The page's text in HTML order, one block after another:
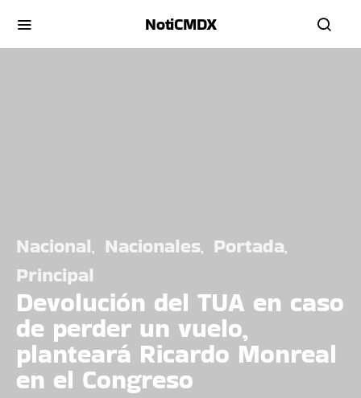
NotiCMDX
Nacional Nacionales Portada
Principal
Devolución del TUA en caso
de perder un vuelo,
planteará Ricardo Monreal
en el Congreso